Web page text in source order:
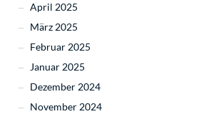
April 2025
März 2025
Februar 2025
Januar 2025
Dezember 2024
November 2024